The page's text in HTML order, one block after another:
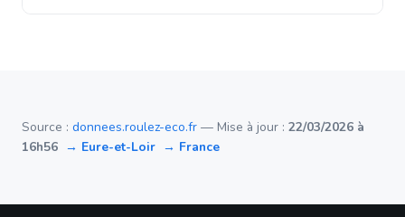
Source : donnees.roulez-eco.fr — Mise à jour : 22/03/2026 à
16h56 → Eure-et-Loir → France